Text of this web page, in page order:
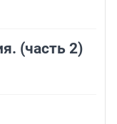
(часть 2)